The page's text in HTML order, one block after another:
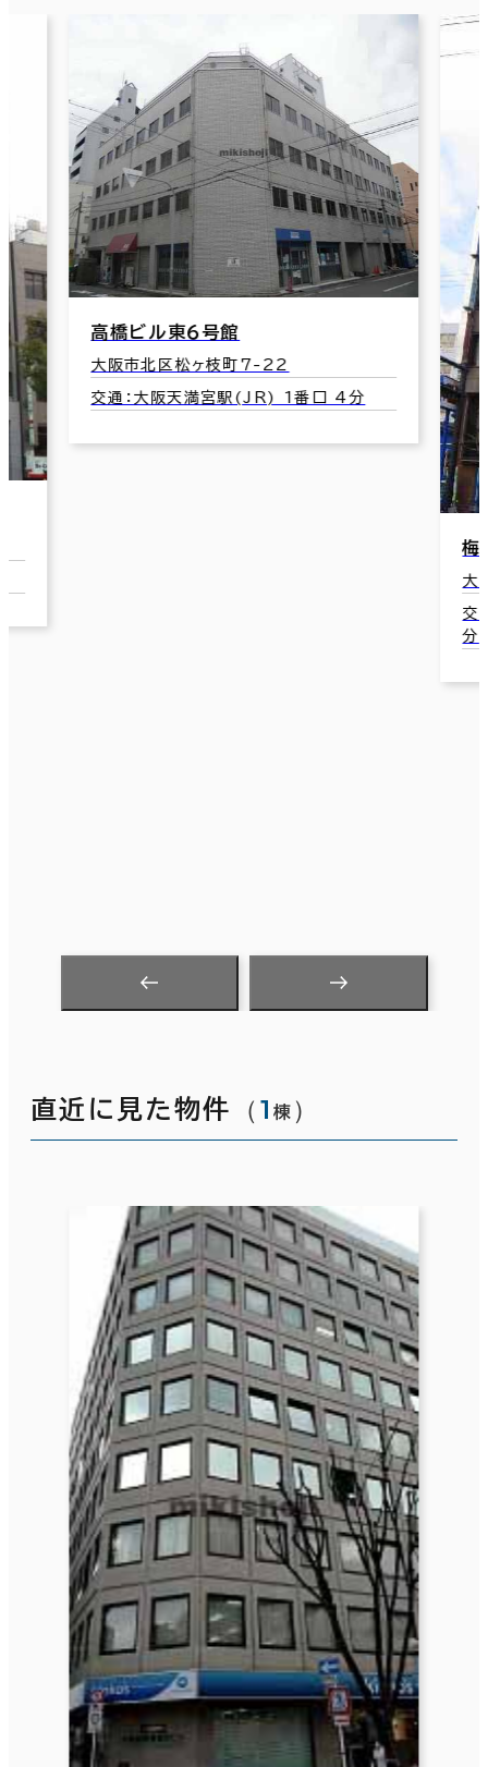
高橋ビル東６号館
大阪市北区松ヶ枝町7-22
交通：大阪天満宮駅(JR) 1番口 4分
梅
大
交
分
直近に見た物件 （1 棟 ）